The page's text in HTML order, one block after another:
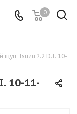
0
щуп, Isuzu 2.2 D.I. 10-
10-11-